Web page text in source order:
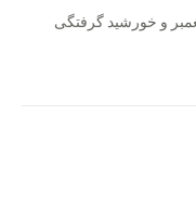
و خورشید گرفتگی